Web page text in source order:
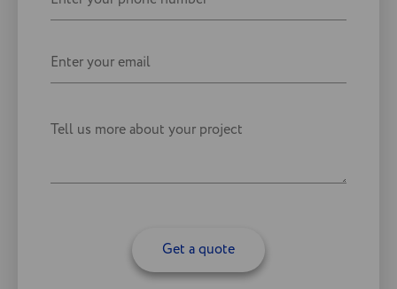
Get a quote